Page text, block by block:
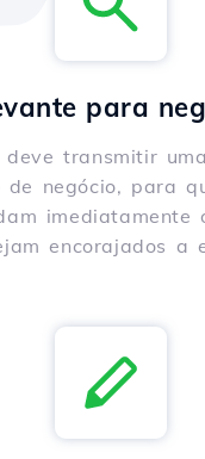
para
deve transmitir
negócio, para
imediatamente
encorajados a